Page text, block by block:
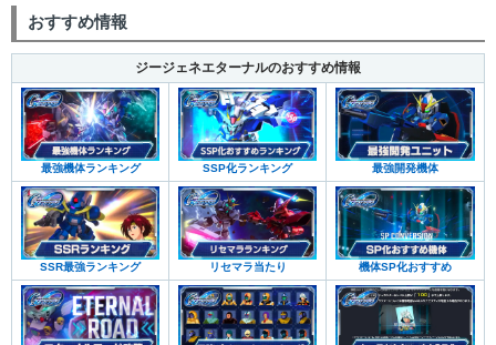
おすすめ情報
ジージェネエターナルのおすすめ情報
最強機体ランキング SSP化ランキング 最強開発機体
SSR最強ランキング リセマラ当たり 機体SP化おすすめ